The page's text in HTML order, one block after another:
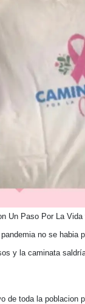
Un Paso Por La
no se
y la caminata
de toda la